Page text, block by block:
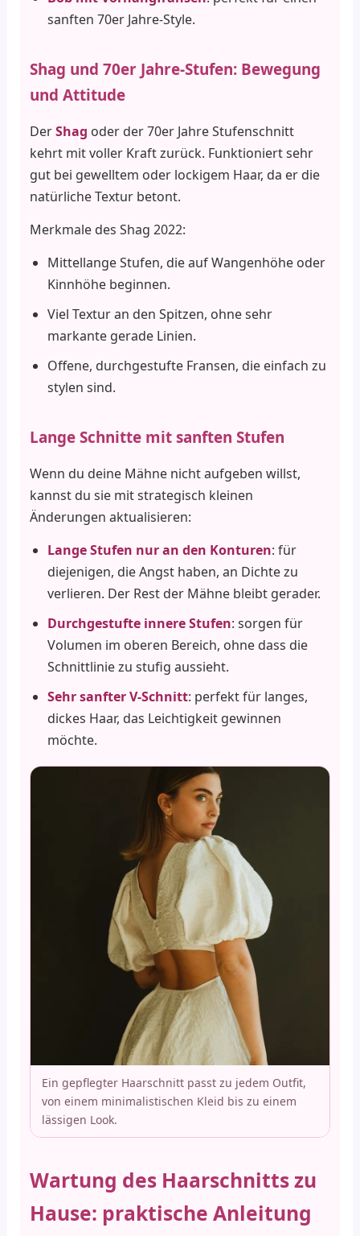
sanften 70er Jahre-Style.
Shag und 70er Jahre-Stufen: Bewegung
und Attitude
DerShag oder der 70er Jahre Stufenschnitt
kehrt mit voller Kraft zurück. Funktioniert sehr
gut bei gewelltem oder lockigem Haar, da er die
natürliche Textur betont.
Merkmale des Shag 2022:
Mittellange Stufen, die auf Wangenhöhe oder
Kinnhöhe beginnen.
Viel Textur an den Spitzen, ohne sehr
markante gerade Linien.
Offene, durchgestufte Fransen, die einfach zu
stylen sind.
Lange Schnitte mit sanften Stufen
Wenn du deine Mähne nicht aufgeben willst,
kannst du sie mit strategisch kleinen
Änderungen aktualisieren:
Lange Stufen nur an den Konturen: für
diejenigen, die Angst haben, an Dichte zu
verlieren. Der Rest der Mähne bleibt gerader.
Durchgestufte innere Stufen: sorgen für
Volumen im oberen Bereich, ohne dass die
Schnittlinie zu stufig aussieht.
Sehr sanfter V-Schnitt: perfekt für langes,
dickes Haar, das Leichtigkeit gewinnen
möchte.
Ein gepflegter Haarschnitt passt zu jedem Outfit,
von einem minimalistischen Kleid bis zu einem
lässigen Look.
Wartung des Haarschnitts zu
Hause: praktische Anleitung